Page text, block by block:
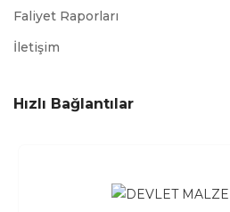
Faliyet Raporları
İletişim
Hızlı Bağlantılar